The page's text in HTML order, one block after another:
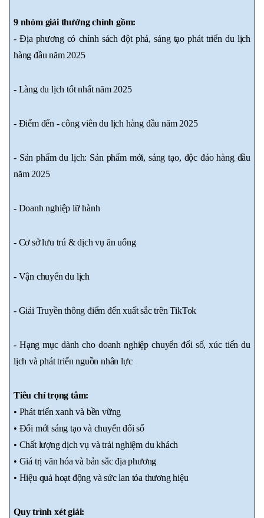
9 nhóm giải thưởng chính gồm:
- Địa phương có chính sách đột phá, sáng tạo phát triển du lịch
hàng đầu năm 2025
- Làng du lịch tốt nhất năm 2025
- Điểm đến - công viên du lịch hàng đầu năm 2025
- Sản phẩm du lịch: Sản phẩm mới, sáng tạo, độc đáo hàng đầu
năm 2025
- Doanh nghiệp lữ hành
- Cơ sở lưu trú & dịch vụ ăn uống
- Vận chuyển du lịch
- Giải Truyền thông điểm đến xuất sắc trên TikTok
- Hạng mục dành cho doanh nghiệp chuyển đổi số, xúc tiến du
lịch và phát triển nguồn nhân lực
Tiêu chí trọng tâm:
• Phát triển xanh và bền vững
• Đổi mới sáng tạo và chuyển đổi số
• Chất lượng dịch vụ và trải nghiệm du khách
• Giá trị văn hóa và bản sắc địa phương
• Hiệu quả hoạt động và sức lan tỏa thương hiệu
Quy trình xét giải: